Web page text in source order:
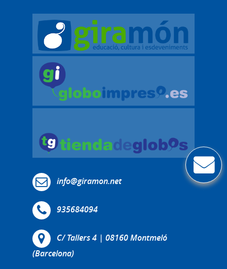
info@giramon.net
935684094
C/ Tallers 4 | 08160 Montmeló
(Barcelona)